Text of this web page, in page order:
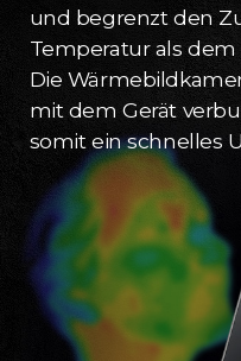
und begrenzt den
Temperatur als
Die
mit dem Gerät
somit ein schnelles